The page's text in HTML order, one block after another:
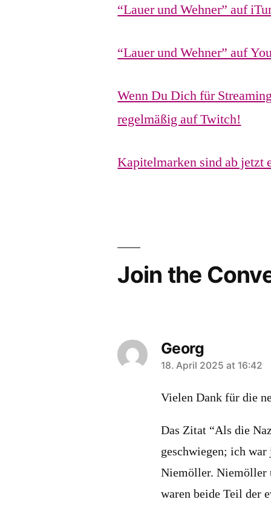
“Lauer und Wehner” auf
“Lauer und Wehner” auf
Wenn Du Dich für
regelmäßig auf Twitch!
Kapitelmarken sind ab jetzt
Join the
Georg
says:
18. April 2025 at 16:42
Vielen Dank für die
Das Zitat “Als die
geschwiegen; ich
Niemöller. Niemöller
waren beide Teil der